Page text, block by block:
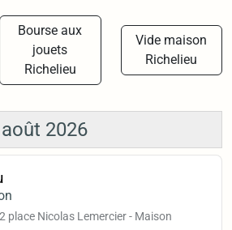
Bourse aux
jouets
Richelieu
Vide maison
Richelieu
2026
place Nicolas Lemercier - Maison